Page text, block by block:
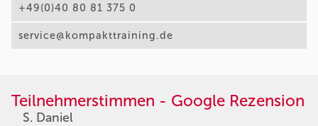
+49(0)40 80 81 375 0
service@kompakttraining.de
Teilnehmerstimmen - Google Rezension
S. Daniel